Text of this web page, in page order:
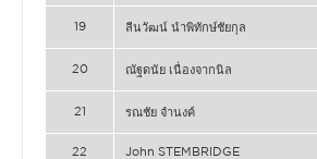
19 ลีนวัฒน์ นำพิทักษ์ชัยกุล
20 ณัฐดนัย เนื่องจากนิล
21 รณชัย จำนงค์
22 John STEMBRIDGE